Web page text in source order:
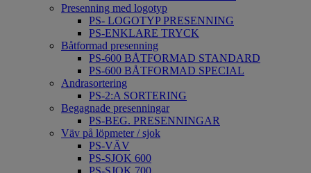
Presenning med logotyp
PS- LOGOTYP PRESENNING
PS-ENKLARE TRYCK
Båtformad presenning
PS-600 BÅTFORMAD STANDARD
PS-600 BÅTFORMAD SPECIAL
Andrasortering
PS-2:A SORTERING
Begagnade presenningar
PS-BEG. PRESENNINGAR
Väv på löpmeter / sjok
PS-VÄV
PS-SJOK 600
PS-SJOK 700